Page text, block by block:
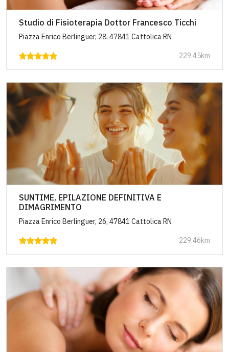
Studio di Fisioterapia Dottor Francesco Ticchi
Piazza Enrico Berlinguer, 28, 47841 Cattolica RN
229.45km
SUNTIME, EPILAZIONE DEFINITIVA E
DIMAGRIMENTO
Piazza Enrico Berlinguer, 26, 47841 Cattolica RN
229.46km